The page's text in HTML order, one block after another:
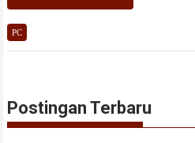
PC
Postingan Terbaru